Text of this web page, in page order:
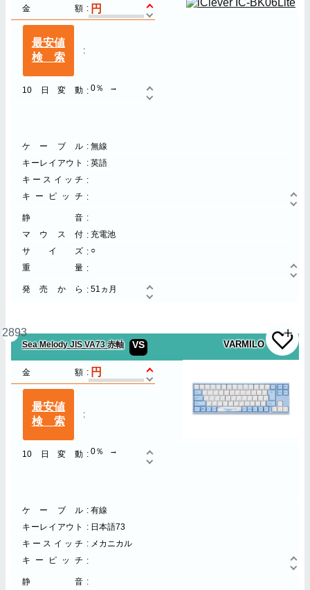
金額
最安値
検索
10日変動 0％
ケーブル
無線
キーレイアウト
英語
キースイッチ
キーピッチ
静音
マウス付
充電池
サイズ
○
重量
発売から 51ヵ月
2893
Sea Melody JIS VA73 赤軸 VS VARMILO
金額
最安値
検索
10日変動 0％
ケーブル
有線
キーレイアウト
日本語73
キースイッチ
メカニカル
キーピッチ
静音